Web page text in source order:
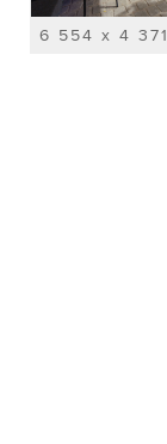
6 554 x 4 371